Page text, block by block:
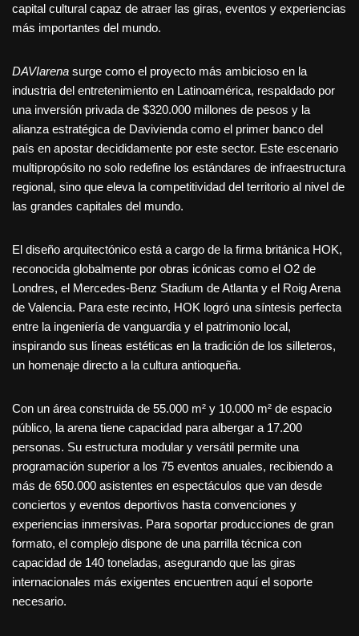
capital cultural capaz de atraer las giras, eventos y experiencias
más importantes del mundo.
DAVIarena surge como el proyecto más ambicioso en la
industria del entretenimiento en Latinoamérica, respaldado por
una inversión privada de $320.000 millones de pesos y la
alianza estratégica de Davivienda como el primer banco del
país en apostar decididamente por este sector. Este escenario
multipropósito no solo redefine los estándares de infraestructura
regional, sino que eleva la competitividad del territorio al nivel de
las grandes capitales del mundo.
El diseño arquitectónico está a cargo de la firma británica HOK,
reconocida globalmente por obras icónicas como el O2 de
Londres, el Mercedes-Benz Stadium de Atlanta y el Roig Arena
de Valencia. Para este recinto, HOK logró una síntesis perfecta
entre la ingeniería de vanguardia y el patrimonio local,
inspirando sus líneas estéticas en la tradición de los silleteros,
un homenaje directo a la cultura antioqueña.
Con un área construida de 55.000 m² y 10.000 m² de espacio
público, la arena tiene capacidad para albergar a 17.200
personas. Su estructura modular y versátil permite una
programación superior a los 75 eventos anuales, recibiendo a
más de 650.000 asistentes en espectáculos que van desde
conciertos y eventos deportivos hasta convenciones y
experiencias inmersivas. Para soportar producciones de gran
formato, el complejo dispone de una parrilla técnica con
capacidad de 140 toneladas, asegurando que las giras
internacionales más exigentes encuentren aquí el soporte
necesario.